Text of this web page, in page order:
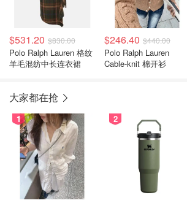
$531.20 $830.00
Polo Ralph Lauren 格纹
羊毛混纺中长连衣裙
$246.40 $440.00
Polo Ralph Lauren
Cable-knit 棉开衫
大家都在抢
1 2